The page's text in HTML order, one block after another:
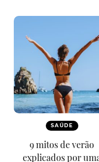
SAÚDE
9 mitos de verão
explicados por